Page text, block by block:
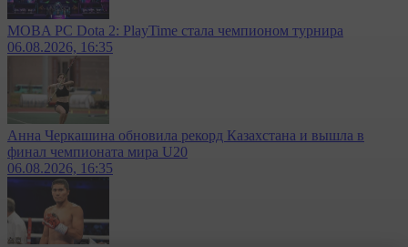
MOBA PC Dota 2: PlayTime стала чемпионом турнира
06.08.2026, 16:35
Анна Черкашина обновила рекорд Казахстана и вышла в
финал чемпионата мира U20
06.08.2026, 16:35